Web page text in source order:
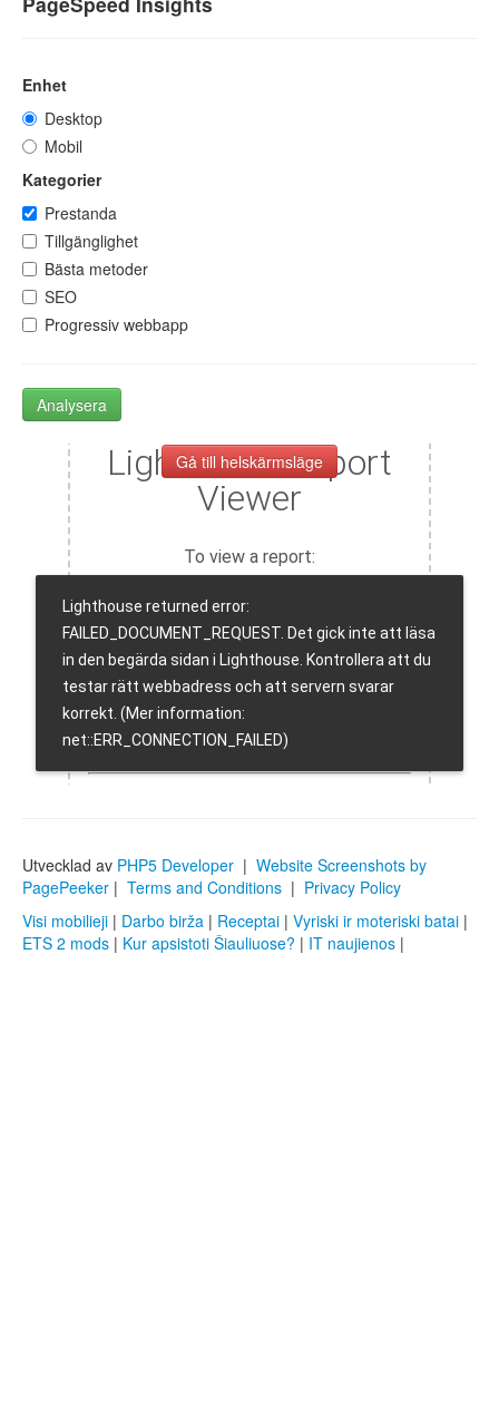
Enhet
Desktop
Mobil
Kategorier
Prestanda
Tillgänglighet
Bästa metoder
SEO
Progressiv webbapp
Analysera
Gå till helskärmsläge
Utvecklad av PHP5 Developer | Website Screenshots by
PagePeeker | Terms and Conditions | Privacy Policy
Visi mobilieji | Darbo birža | Receptai | Vyriski ir moteriski batai |
ETS 2 mods | Kur apsistoti Šiauliuose? | IT naujienos |